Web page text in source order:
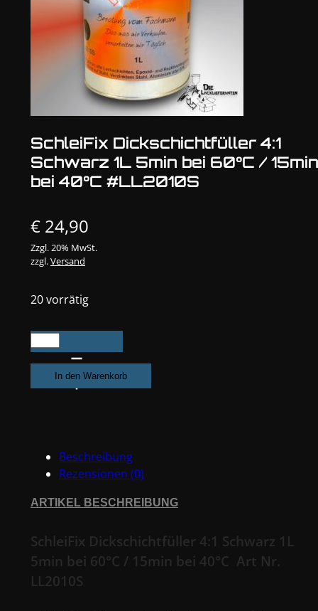
SchleiFix Dickschichtfüller 4:1
Schwarz 1L 5min bei 60°C / 15min
bei 40°C #LL2010S
€ 24,90
Zzgl. 20% MwSt.
zzgl.Versand
20 vorrätig
SchleiFix
Dickschichtfüller
Schwarz
60°C
bei
#LL2010S
Menge
In den Warenkorb
Beschreibung
Rezensionen (0)
ARTIKEL BESCHREIBUNG
SchleiFix Dickschichtfüller 4:1 Schwarz 1L
5min bei 60°C / 15min bei 40°C Art Nr.
LL2010S